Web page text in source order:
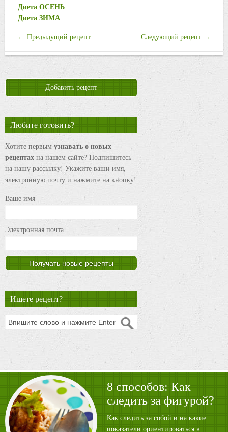
Диета ОСЕНЬ
Диета ЗИМА
← Предыдущий рецепт Следующий рецепт →
Добавить рецепт
Любите готовить?
Хотите первым узнавать о новых
рецептах на нашем сайте? Подпишитесь
на нашу рассылку! Укажите ваши имя,
электронную почту и нажмите на кнопку!
Ваше имя
Электронная почта
Ищете рецепт?
8 способов: Как
следить за фигурой?
Как следить за собой и на какие
показатели ориентироваться в